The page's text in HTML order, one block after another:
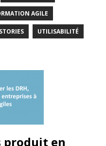
AGILE
UTILISABILITÉ
produit en